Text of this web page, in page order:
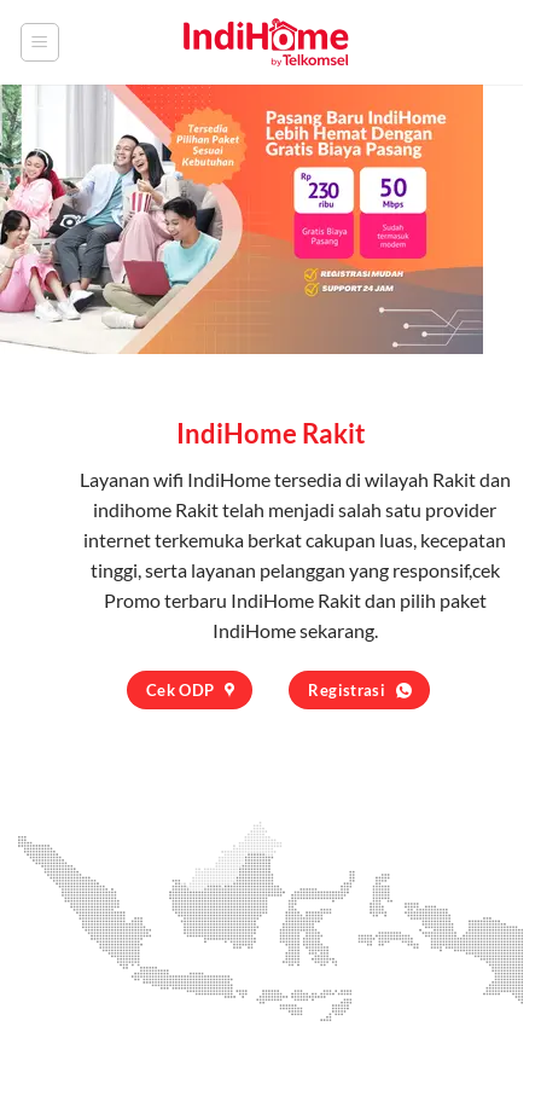
IndiHome Rakit
Layanan wifi IndiHometersedia di wilayah Rakit dan
indihome Rakit telah menjadi salah satu provider
internet terkemuka berkat cakupan luas, kecepatan
tinggi, serta layanan pelanggan yang responsif,cek
Promo terbaru IndiHome Rakit dan pilih paket
IndiHomesekarang.
Cek ODP Registrasi